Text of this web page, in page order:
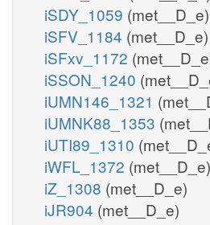
iSDY_1059 (met__D_e)
iSFV_1184 (met__D_e)
iSFxv_1172
iSSON_1240
iUMN146_1321
iUMNK88_1353
iUTI89_1310
iWFL_1372 (met__D_e)
iZ_1308 (met__D_e)
iJR904 (met__D_e)